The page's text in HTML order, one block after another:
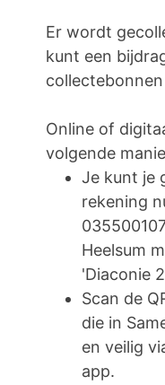
Er wordt
kunt een
Online of
volgende
Je kunt je
rekening
Heelsum
'Diaconie
Scan de
die in
en veilig
app.